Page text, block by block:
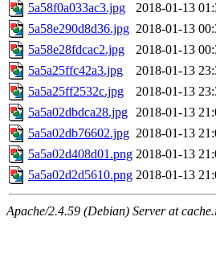
5a58f0a033ac3.jpg
2018-01-13
5a58e290d8d36.jpg 2018-01-13
5a58e28fdcac2.jpg
2018-01-13
5a5a25ffc42a3.jpg
2018-01-13
5a5a25ff2532c.jpg
2018-01-13
5a5a02dbdca28.jpg 2018-01-13
5a5a02db76602.jpg 2018-01-13
5a5a02d408d01.png 2018-01-13
5a5a02d2d5610.png 2018-01-13
Apache/2.4.59 (Debian) Server at